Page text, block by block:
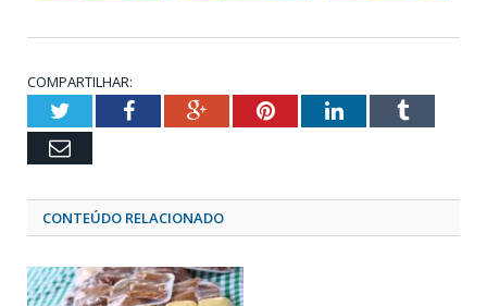
COMPARTILHAR:
TwitterFacebookGoogle+PinterestLinkedInTumblr
Email
CONTEÚDO RELACIONADO